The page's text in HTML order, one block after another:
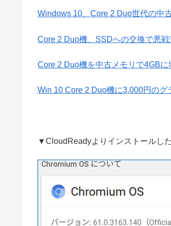
Windows 10、Core 2 Duo世代の中
Core 2 Duo機、SSDへの交換で悪
Core 2 Duo機を中古メモリで4GBに
Win 10 Core 2 Duo機に3,000円の
▼CloudReadyよりインストールし